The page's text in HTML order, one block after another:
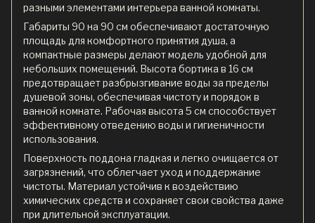
разными элементами интерьера ванной комнаты.
Габариты 90 на 90 см обеспечивают достаточную
площадь для комфортного принятия душа, а
компактные размеры делают модель удобной для
небольших помещений. Высота бортика в 16 см
предотвращает разбрызгивание воды за пределы
душевой зоны, обеспечивая чистоту и порядок в
ванной комнате. Рабочая высота 5 см способствует
эффективному отведению воды и гигиеничности
использования.
Поверхность поддона гладкая и легко очищается от
загрязнений, что облегчает уход и поддержание
чистоты. Материал устойчив к воздействию
химических средств и сохраняет свои свойства даже
при длительной эксплуатации.